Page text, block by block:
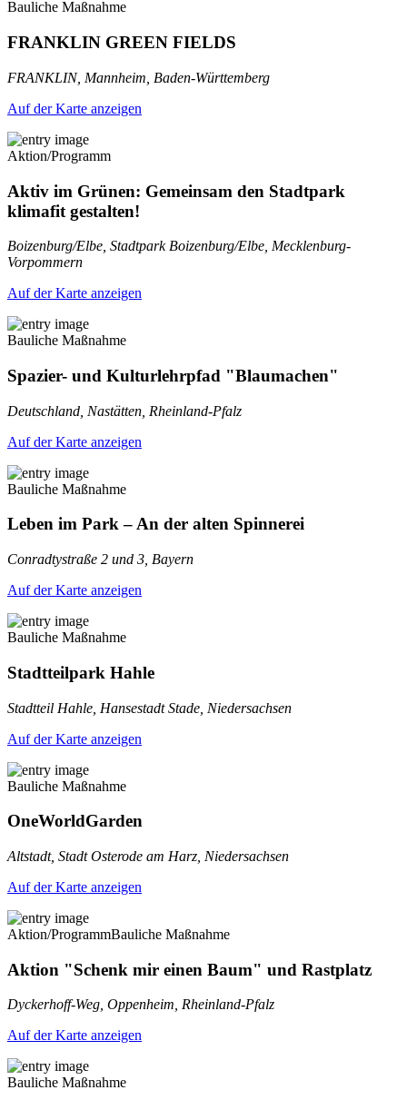
Bauliche Maßnahme
FRANKLIN GREEN FIELDS
FRANKLIN, Mannheim, Baden-Württemberg
Auf der Karte anzeigen
Aktion/Programm
Aktiv im Grünen: Gemeinsam den Stadtpark
klimafit gestalten!
Boizenburg/Elbe, Stadtpark Boizenburg/Elbe, Mecklenburg-
Vorpommern
Auf der Karte anzeigen
Bauliche Maßnahme
Spazier- und Kulturlehrpfad "Blaumachen"
Deutschland, Nastätten, Rheinland-Pfalz
Auf der Karte anzeigen
Bauliche Maßnahme
Leben im Park – An der alten Spinnerei
Conradtystraße 2 und 3, Bayern
Auf der Karte anzeigen
Bauliche Maßnahme
Stadtteilpark Hahle
Stadtteil Hahle, Hansestadt Stade, Niedersachsen
Auf der Karte anzeigen
Bauliche Maßnahme
OneWorldGarden
Altstadt, Stadt Osterode am Harz, Niedersachsen
Auf der Karte anzeigen
Aktion/ProgrammBauliche Maßnahme
Aktion "Schenk mir einen Baum" und Rastplatz
Dyckerhoff-Weg, Oppenheim, Rheinland-Pfalz
Auf der Karte anzeigen
Bauliche Maßnahme